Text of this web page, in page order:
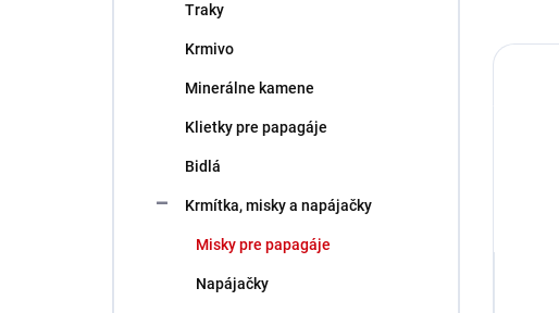
Traky
Krmivo
Minerálne kamene
Klietky pre papagáje
Bidlá
Krmítka, misky a napájačky
Misky pre papagáje
Napájačky